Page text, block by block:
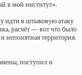
в мой институт».
идти в штыковую атаку
расчёт — вот что было
непонятная территория.
поступил и